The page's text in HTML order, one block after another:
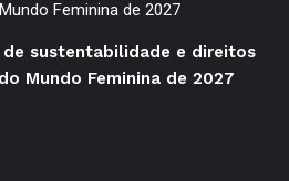
sustentabilidade e direitos
Mundo Feminina de 2027